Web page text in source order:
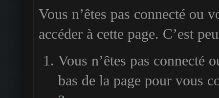
Vous n’êtes pas connecté ou
accéder à cette page. C’est
Vous n’êtes pas connecté
bas de la page pour vous